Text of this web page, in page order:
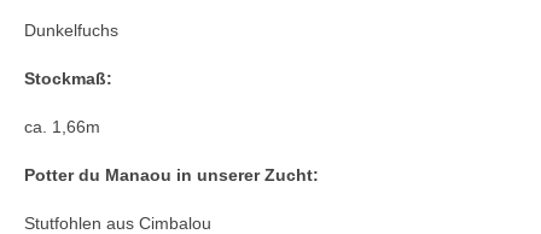
Matador
Ramzes AA – Rittersporn – Shagya X-3 –
Dunkelfuchs
Stockmaß:
ca. 1,66m
Potter du Manaou in unserer Zucht:
Stutfohlen aus Cimbalou